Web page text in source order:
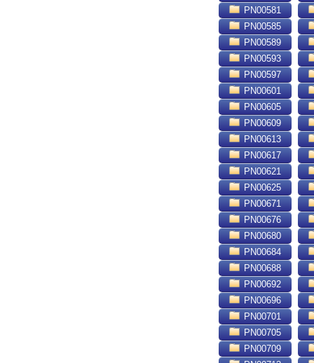
PN00581
PN00585
PN00589
PN00593
PN00597
PN00601
PN00605
PN00609
PN00613
PN00617
PN00621
PN00625
PN00671
PN00676
PN00680
PN00684
PN00688
PN00692
PN00696
PN00701
PN00705
PN00709